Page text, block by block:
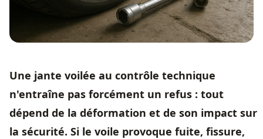
Une jante voilée au contrôle technique
n'entraîne pas forcément un refus : tout
dépend de la déformation et de son impact sur
la sécurité. Si le voile provoque fuite, fissure,